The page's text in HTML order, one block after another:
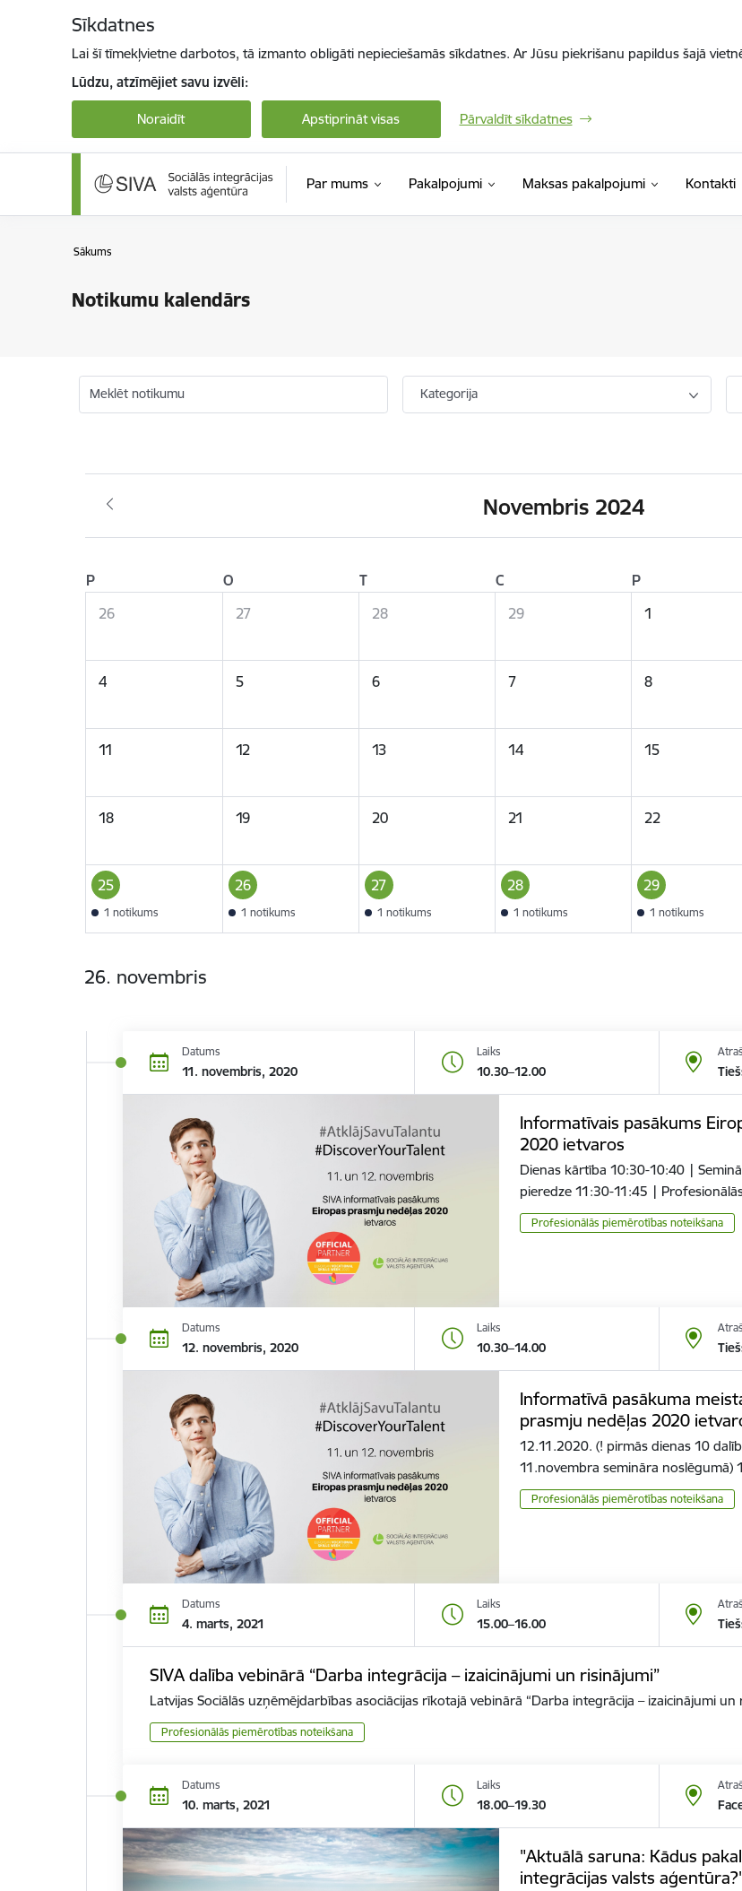
Sīkdatnes
Lai šī tīmekļvietne darbotos, tā izmanto obligāti nepieciešamās sīkdatnes. Ar Jūsu piekrišanu papildus šajā
Lūdzu, atzīmējiet savu izvēli:
Noraidīt Apstiprināt visas Pārvaldīt sīkdatnes
Par mums Pakalpojumi Maksas pakalpojumi Kontakti
Sākums
Notikumu kalendārs
Meklēt notikumu Kategorija
Novembris 2024
P O T C P
26
27 28 29 1
4 5 6 7 8
11 12 13 14 15
18 19 20 21 22
25
1 notikums
26
1 notikums
27
1 notikums
28
1 notikums
29
1 notikums
26. novembris
Datums
11. novembris, 2020
Laiks
10.30–12.00
Informatīvais pasākums
2020 ietvaros
Dienas kārtība 10:30-10:40 |
pieredze 11:30-11:45 |
Profesionālās piemērotības noteikšana
Datums
12. novembris, 2020
Laiks
10.30–14.00
Informatīvā pasākuma
prasmju nedēļas 2020
12.11.2020. (! pirmās dienas 10
11.novembra semināra
Profesionālās piemērotības noteikšana
Datums
4. marts, 2021
Laiks
15.00–16.00
SIVA dalība vebinārā “Darba integrācija – izaicinājumi un risinājumi”
Latvijas Sociālās uzņēmējdarbības asociācijas rīkotajā vebinārā “Darba integrācija – izaicinājumi un
Profesionālās piemērotības noteikšana
Datums
10. marts, 2021
Laiks
18.00–19.30
"Aktuālā saruna: Kādus
integrācijas valsts